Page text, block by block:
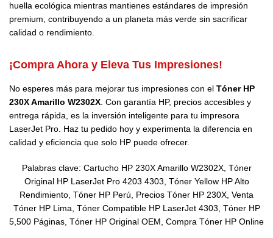
huella ecológica mientras mantienes estándares de impresión
premium, contribuyendo a un planeta más verde sin sacrificar
calidad o rendimiento.
¡Compra Ahora y Eleva Tus Impresiones!
No esperes más para mejorar tus impresiones con el Tóner HP
230X Amarillo W2302X . Con garantía HP, precios accesibles y
entrega rápida, es la inversión inteligente para tu impresora
LaserJet Pro. Haz tu pedido hoy y experimenta la diferencia en
calidad y eficiencia que solo HP puede ofrecer.
Palabras clave: Cartucho HP 230X Amarillo W2302X, Tóner
Original HP LaserJet Pro 4203 4303, Tóner Yellow HP Alto
Rendimiento, Tóner HP Perú, Precios Tóner HP 230X, Venta
Tóner HP Lima, Tóner Compatible HP LaserJet 4303, Tóner HP
5,500 Páginas, Tóner HP Original OEM, Compra Tóner HP Online